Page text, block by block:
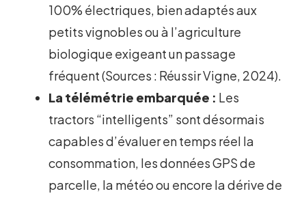
100% électriques, bien adaptés aux
petits vignobles ou à l’agriculture
biologique exigeant un passage
fréquent (Sources : Réussir Vigne, 2024).
La télémétrie embarquée : Les
tractors “intelligents” sont désormais
capables d’évaluer en temps réel la
consommation, les données GPS de
parcelle, la météo ou encore la dérive de